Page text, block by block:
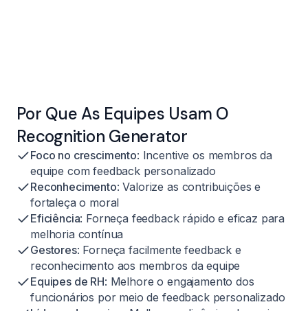
Por Que As Equipes Usam O
Recognition Generator
Foco no crescimento: Incentive os membros da
equipe com feedback personalizado
Reconhecimento: Valorize as contribuições e
fortaleça o moral
Eficiência: Forneça feedback rápido e eficaz para
melhoria contínua
Gestores: Forneça facilmente feedback e
reconhecimento aos membros da equipe
Equipes de RH: Melhore o engajamento dos
funcionários por meio de feedback personalizado